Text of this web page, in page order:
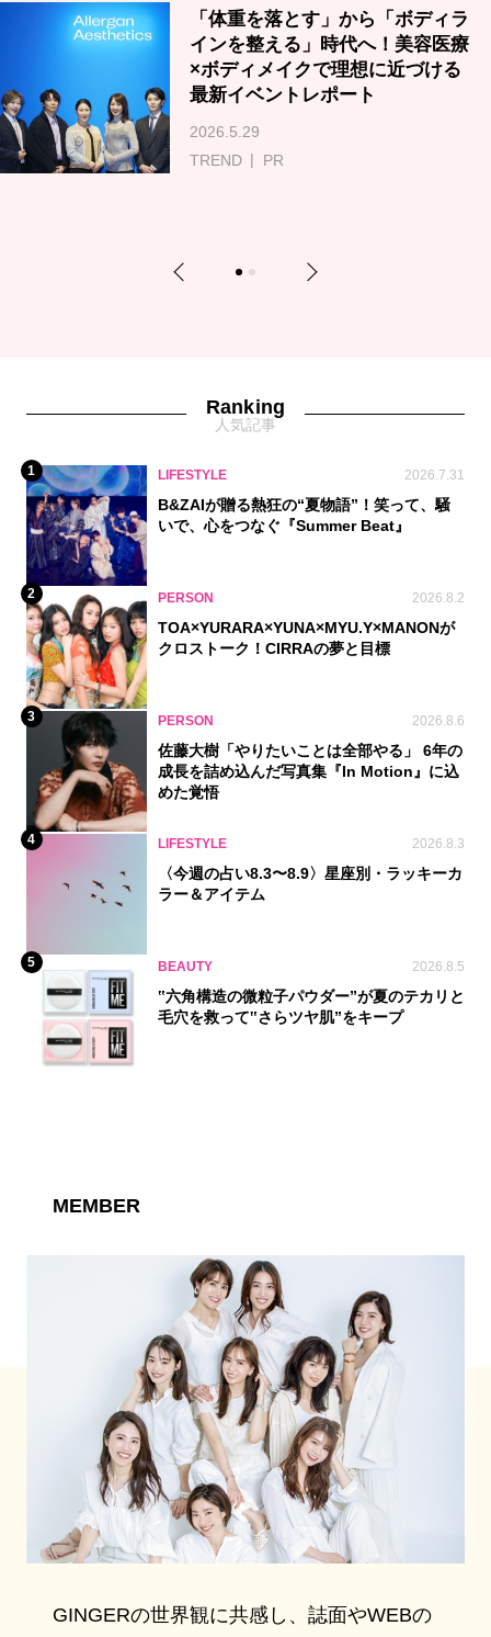
「体重を落とす」から「ボディラ
インを整える」時代へ！美容医療
×ボディメイクで理想に近づける
最新イベントレポート
2026.5.29
TREND
PR
Previous 1 2 Next
Ranking
人気記事
1 LIFESTYLE 2026.7.31
B&ZAIが贈る熱狂の“夏物語”！笑って、騒
いで、心をつなぐ『Summer Beat』
2 PERSON 2026.8.2
TOA×YURARA×YUNA×MYU.Y×MANONが
クロストーク！CIRRAの夢と目標
3 PERSON 2026.8.6
佐藤大樹「やりたいことは全部やる」 6年の
成長を詰め込んだ写真集『In Motion』に込
めた覚悟
4 LIFESTYLE 2026.8.3
〈今週の占い8.3〜8.9〉星座別・ラッキーカ
ラー＆アイテム
5 BEAUTY 2026.8.5
‟六角構造の微粒子パウダー”が夏のテカリと
毛穴を救って‟さらツヤ肌”をキープ
MEMBER
GINGERの世界観に共感し、誌面やWEBの